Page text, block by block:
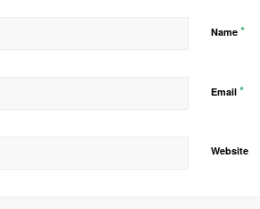
Name *
Email *
Website